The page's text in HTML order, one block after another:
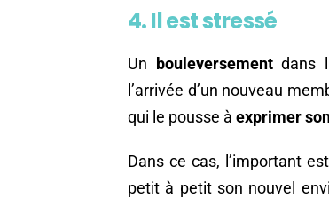
4. Il est stressé
Un bouleversementdans
l’arrivée d’un nouveau
qui le pousse à exprimer
Dans ce cas, l’important
petit à petit son nouvel